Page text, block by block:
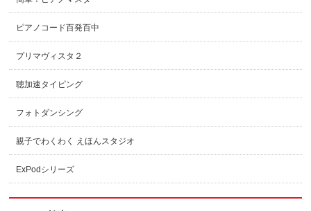
ピアノコード百発百中
プリマヴィスタ２
聴加速タイピング
フォトダンシング
親子でわくわく えほんスタジオ
ExPodシリーズ